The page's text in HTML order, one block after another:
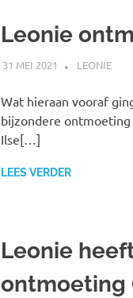
Leonie
31 MEI 2021 MARJOLEIN
LEONIE
Wat hieraan vooraf
bijzondere ontmoeting
Ilse[…]
LEES VERDER
Leonie
ontmoeting